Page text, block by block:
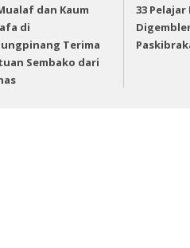
dan Kaum
di
Terima
Sembako dari
33